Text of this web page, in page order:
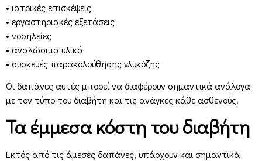
• ιατρικές επισκέψεις
• εργαστηριακές εξετάσεις
• νοσηλείες
• αναλώσιμα υλικά
• συσκευές παρακολούθησης γλυκόζης
Οι δαπάνες αυτές μπορεί να διαφέρουν σημαντικά ανάλογα
με τον τύπο του διαβήτη και τις ανάγκες κάθε ασθενούς.
Τα έμμεσα κόστη του διαβήτη
Εκτός από τις άμεσες δαπάνες, υπάρχουν και σημαντικά